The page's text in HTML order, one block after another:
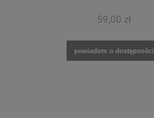
59,00 zł
powiadom o dostępności